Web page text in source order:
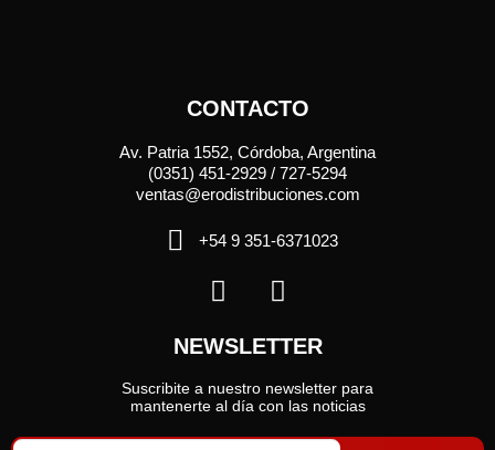
CONTACTO
Av. Patria 1552, Córdoba, Argentina
(0351) 451-2929 / 727-5294
ventas@erodistribuciones.com
+54 9 351-6371023
NEWSLETTER
Suscribite a nuestro newsletter para
mantenerte al día con las noticias